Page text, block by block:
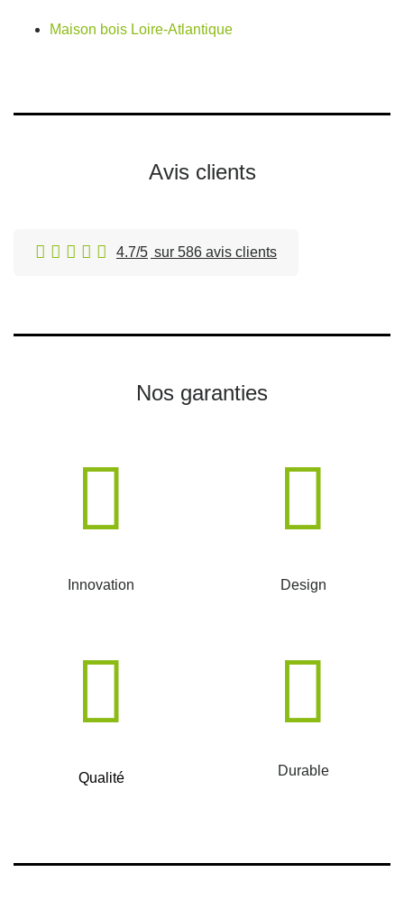
Maison bois Loire-Atlantique
Avis clients
4.7/5 sur 586 avis clients
Nos garanties
Innovation Design
Qualité Durable